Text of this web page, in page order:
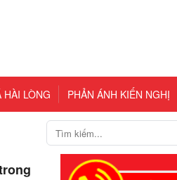
HÀI LÒNG PHẢN ÁNH KIẾN NGHỊ